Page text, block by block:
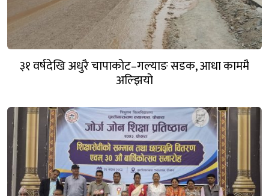
३१ वर्षदेखि अधुरै चापाकोट–गल्याङ सडक, आधा काममै
अल्झियो